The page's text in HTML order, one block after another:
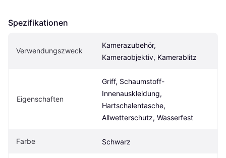
Spezifikationen
Verwendungszweck
Kamerazubehör,
Kameraobjektiv, Kamerablitz
Eigen­schaften
Griff, Schaumstoff-
Innenauskleidung,
Hartschalentasche,
Allwetterschutz, Wasserfest
Farbe Schwarz